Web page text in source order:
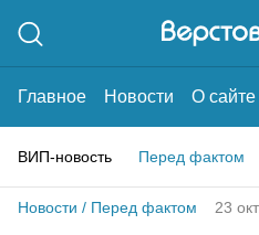
Главное Новости О сайте
ВИП-новость Перед фактом
Новости / Перед фактом 23